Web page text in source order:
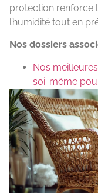
protection renforce
l’humidité tout en
Nos dossiers
Nos
soi-même